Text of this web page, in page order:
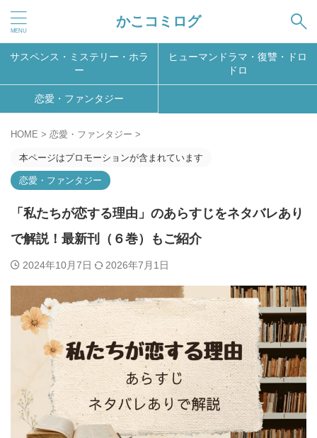
かこコミログ
サスペンス・ミステリー・ホラ
ー
ヒューマンドラマ・復讐・ドロ
ドロ
恋愛・ファンタジー
HOME > 恋愛・ファンタジー >
本ページはプロモーションが含まれています
恋愛・ファンタジー
「私たちが恋する理由」のあらすじをネタバレあり
で解説！最新刊（６巻）もご紹介
2024年10月7日 2026年7月1日